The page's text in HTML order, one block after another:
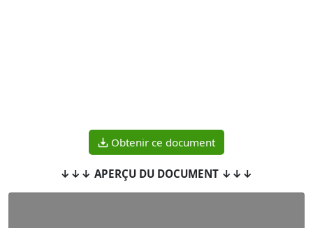
Obtenir ce document
↓↓↓ APERÇU DU DOCUMENT ↓↓↓